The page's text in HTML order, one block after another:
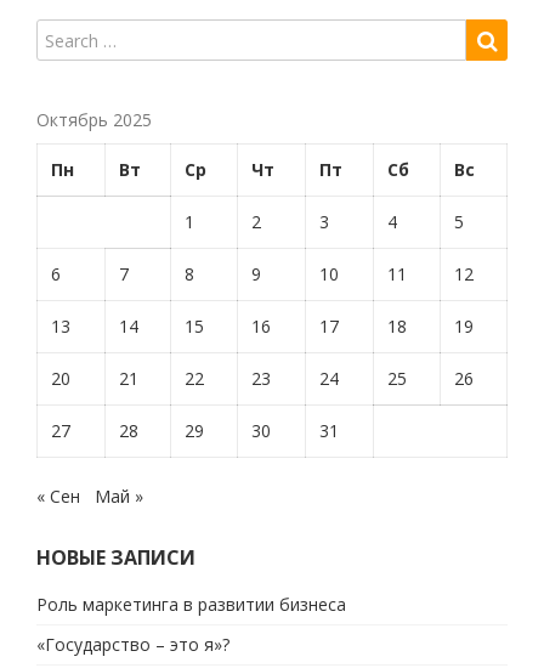
Октябрь 2025
Пн Вт Ср Чт Пт Сб Вс
1 2 3 4 5
6 7 8 9 10 11 12
13 14 15 16 17 18 19
20 21 22 23 24 25 26
27 28 29 30 31
« Сен Май »
НОВЫЕ ЗАПИСИ
Роль маркетинга в развитии бизнеса
«Государство – это я»?